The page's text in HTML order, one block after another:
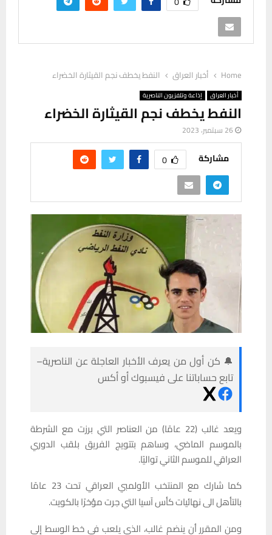
Home أخبار العراق النفط يخطف نجم القيثارة الخضراء
أخبار العراق إذاعة وتلفزيون الناصرية
النفط يخطف نجم القيثارة الخضراء
26 سبتمبر، 2023
مشاركة 0
🔔 كن أول من يعرف الأخبار العاجلة عن الناصرية–
تابع حساباتنا على فيسبوك أو أكس
ويعد غالب (22 عامًا) من العناصر التي برزت مع الشرطة
بالموسم الماضي، وساهم بتتويج الفريق بلقب الدوري
العراقي للموسم الثاني تواليًا.
كما شارك مع المنتخب الأولمبي العراقي تحت 23 عامًا
بالتأهل الى نهائيات كأس آسيا التي جرت مؤخرًا بالكويت.
ومن المقرر أن ينضم غالب، الذي يلعب في خط الوسط إلى